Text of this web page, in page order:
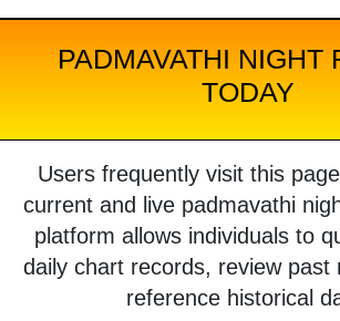
PADMAVATHI NIGHT
TODAY
Users frequently visit this
current and live padmavathi
platform allows individuals to
daily chart records, review past
reference historical